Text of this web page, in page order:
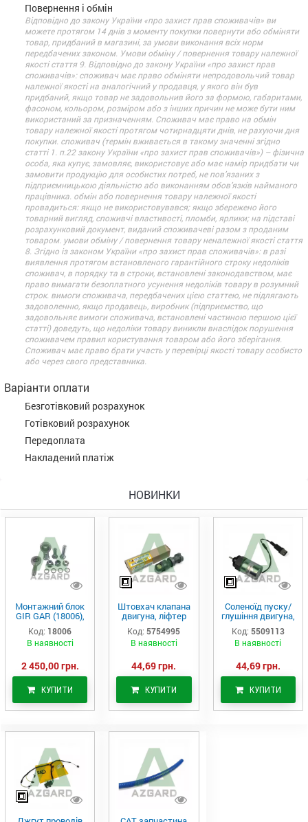
Повернення і обмін
Відповідно до закону України «про захист прав споживачів» ви
можете протягом 14 днів з моменту покупки повернути або обміняти
товар, придбаний в магазині, за умови виконання всіх норм
передбачених законом. Умови обміну / повернення товару належної
якості стаття 9. Відповідно до закону України «про захист прав
споживачів»: споживач має право обміняти непродовольчий товар
належної якості на аналогічний у продавця, у якого він був
придбаний, якщо товар не задовольнив його за формою, габаритами,
фасоном, кольором, розміром або з інших причин не може бути ним
використаний за призначенням. Споживач має право на обмін
товару належної якості протягом чотирнадцяти днів, не рахуючи дня
покупки. споживач (термін вживається в такому значенні згідно
статті 1. п.22 закону України «про захист прав споживачів») – фізична
особа, яка купує, замовляє, використовує або має намір придбати чи
замовити продукцію для особистих потреб, не пов’язаних з
підприємницькою діяльністю або виконанням обов’язків найманого
працівника. обмін або повернення товару належної якості
провадиться: якщо не використовувався; якщо збережено його
товарний вигляд, споживчі властивості, пломби, ярлики; на підставі
розрахунковий документ, виданий споживачеві разом з проданим
товаром. умови обміну / повернення товару неналежної якості стаття
8. Згідно із законом України «про захист прав споживачів»: в разі
виявлення протягом встановленого гарантійного строку недоліків
споживач, в порядку та в строки, встановлені законодавством, має
право вимагати безоплатного усунення недоліків товару в розумний
строк. вимоги споживача, передбачених цією статтею, не підлягають
задоволенню, якщо продавець, виробник (підприємство, що
задовольняє вимоги споживача, встановлені частиною першою цієї
статті) доведуть, що недоліки товару виникли внаслідок порушення
споживачем правил користування товаром або його зберігання.
Споживач має право брати участь у перевірці якості товару особисто
або через свого представника.
Варіанти оплати
Безготівковий розрахунок
Готівковий розрахунок
Передоплата
Накладений платіж
НОВИНКИ
Монтажний блок
GIR GAR (18006),
Аналог
Код: 18006
В наявності
2 450,00 грн.
КУПИТИ
Штовхач клапана
двигуна, ліфтер
(575-4995)
Код: 5754995
В наявності
44,69 грн.
КУПИТИ
Соленоїд пуску/
глушіння двигуна,
актуатор (550-
9113)
Код: 5509113
В наявності
44,69 грн.
КУПИТИ